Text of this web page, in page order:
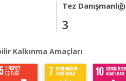
Tez Danışmanlığı
3
Kalkınma Amaçları